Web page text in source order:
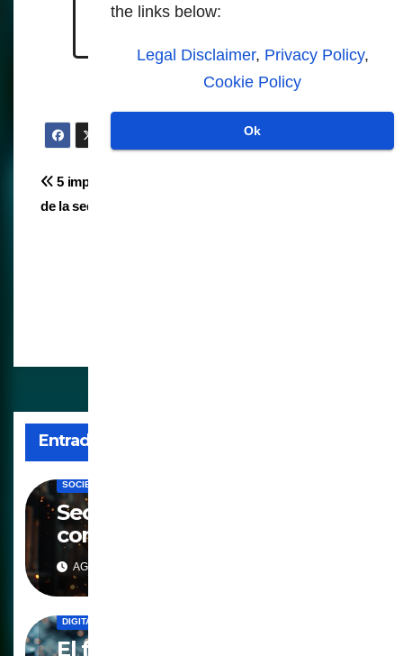
the links below:
Legal Disclaimer, Privacy Policy,
Cookie Policy
Ok
media-geoengineering-fix-
Navegación
5 impactos inesperados
de la sequía en Europa
Entrada relacionada
SOCIEDAD
Secuestrando el
conocimiento y el saber
AGO 3, 2026
DIGITALIZACION
El fraudulento decreto de la